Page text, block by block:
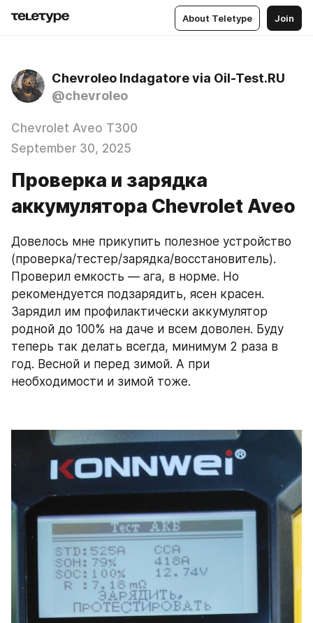
About Teletype Join
Chevroleo Indagatore via Oil-Test.RU
@chevroleo
Chevrolet Aveo T300
September 30, 2025
Проверка и зарядка
аккумулятора Chevrolet Aveo
Довелось мне прикупить полезное устройство
(проверка/тестер/зарядка/восстановитель).
Проверил емкость — ага, в норме. Но
рекомендуется подзарядить, ясен красен.
Зарядил им профилактически аккумулятор
родной до 100% на даче и всем доволен. Буду
теперь так делать всегда, минимум 2 раза в
год. Весной и перед зимой. А при
необходимости и зимой тоже.